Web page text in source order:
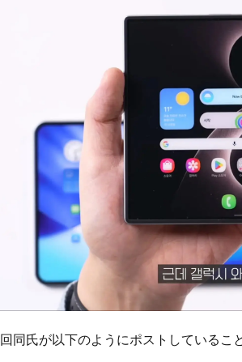
同氏が以下のようにポストしているこ